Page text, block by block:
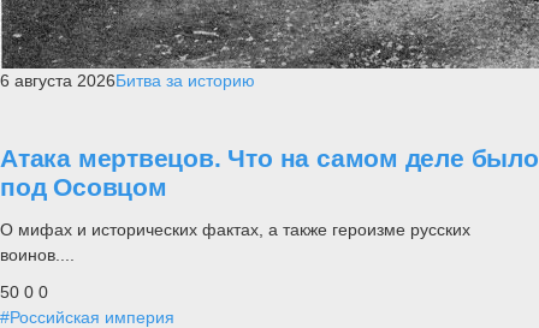
6 августа 2026Битва за историю
Атака мертвецов. Что на самом деле было
под Осовцом
О мифах и исторических фактах, а также героизме русских
воинов....
50 0 0
#Российская империя